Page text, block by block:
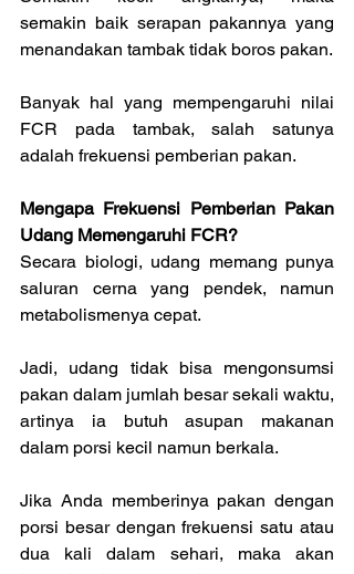
semakin baik serapan pakannya yang
menandakan tambak tidak boros pakan.
Banyak hal yang mempengaruhi nilai
FCR pada tambak, salah satunya
adalah frekuensi pemberian pakan.
Mengapa Frekuensi Pemberian Pakan
Udang Memengaruhi FCR?
Secara biologi, udang memang punya
saluran cerna yang pendek, namun
metabolismenya cepat.
Jadi, udang tidak bisa mengonsumsi
pakan dalam jumlah besar sekali waktu,
artinya ia butuh asupan makanan
dalam porsi kecil namun berkala.
Jika Anda memberinya pakan dengan
porsi besar dengan frekuensi satu atau
dua kali dalam sehari, maka akan